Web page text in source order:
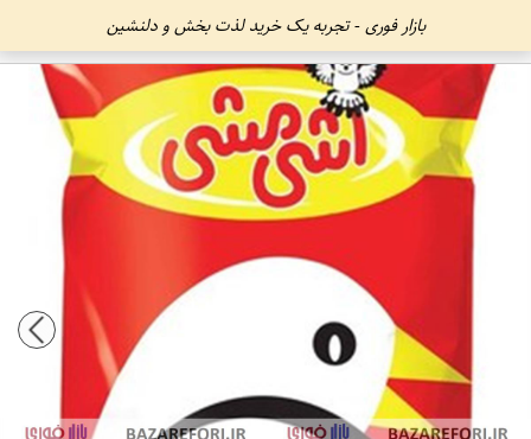
بازار فوری - تجربه یک خرید لذت بخش و دلنشین